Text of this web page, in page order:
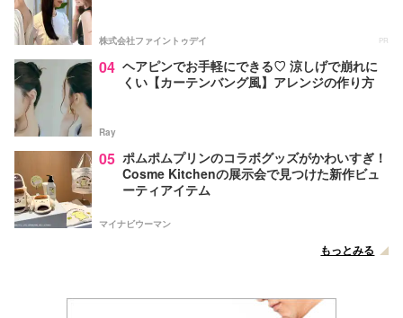
株式会社ファイントゥデイ PR
04 ヘアピンでお手軽にできる♡ 涼しげで崩れに
くい【カーテンバング風】アレンジの作り方
Ray
05 ポムポムプリンのコラボグッズがかわいすぎ！
Cosme Kitchenの展示会で見つけた新作ビュ
ーティアイテム
マイナビウーマン
もっとみる